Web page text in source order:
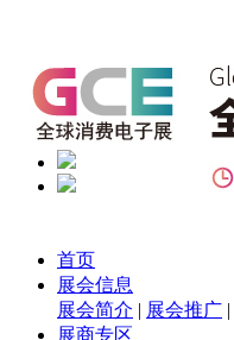
首页
展会信息
展会简介 | 展会推广 |
展商专区